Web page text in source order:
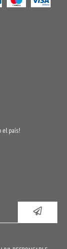
el país!